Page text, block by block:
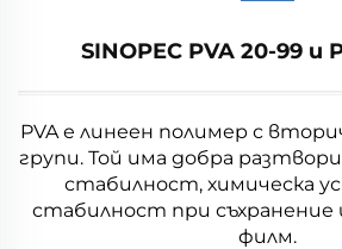
SINOPEC PVA 20-99 и
PVA е линеен полимер с
групи. Той има добра
стабилност, химическа
стабилност при съхранение
филм.